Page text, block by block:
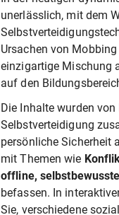
unerlässlich, mit dem
Ursachen von
einzigartige Mischung
auf den
Die Inhalte wurden
Selbstverteidigung
persönliche Sicherheit
mit Themen wie
offline,
befassen. In
Sie, verschiedene